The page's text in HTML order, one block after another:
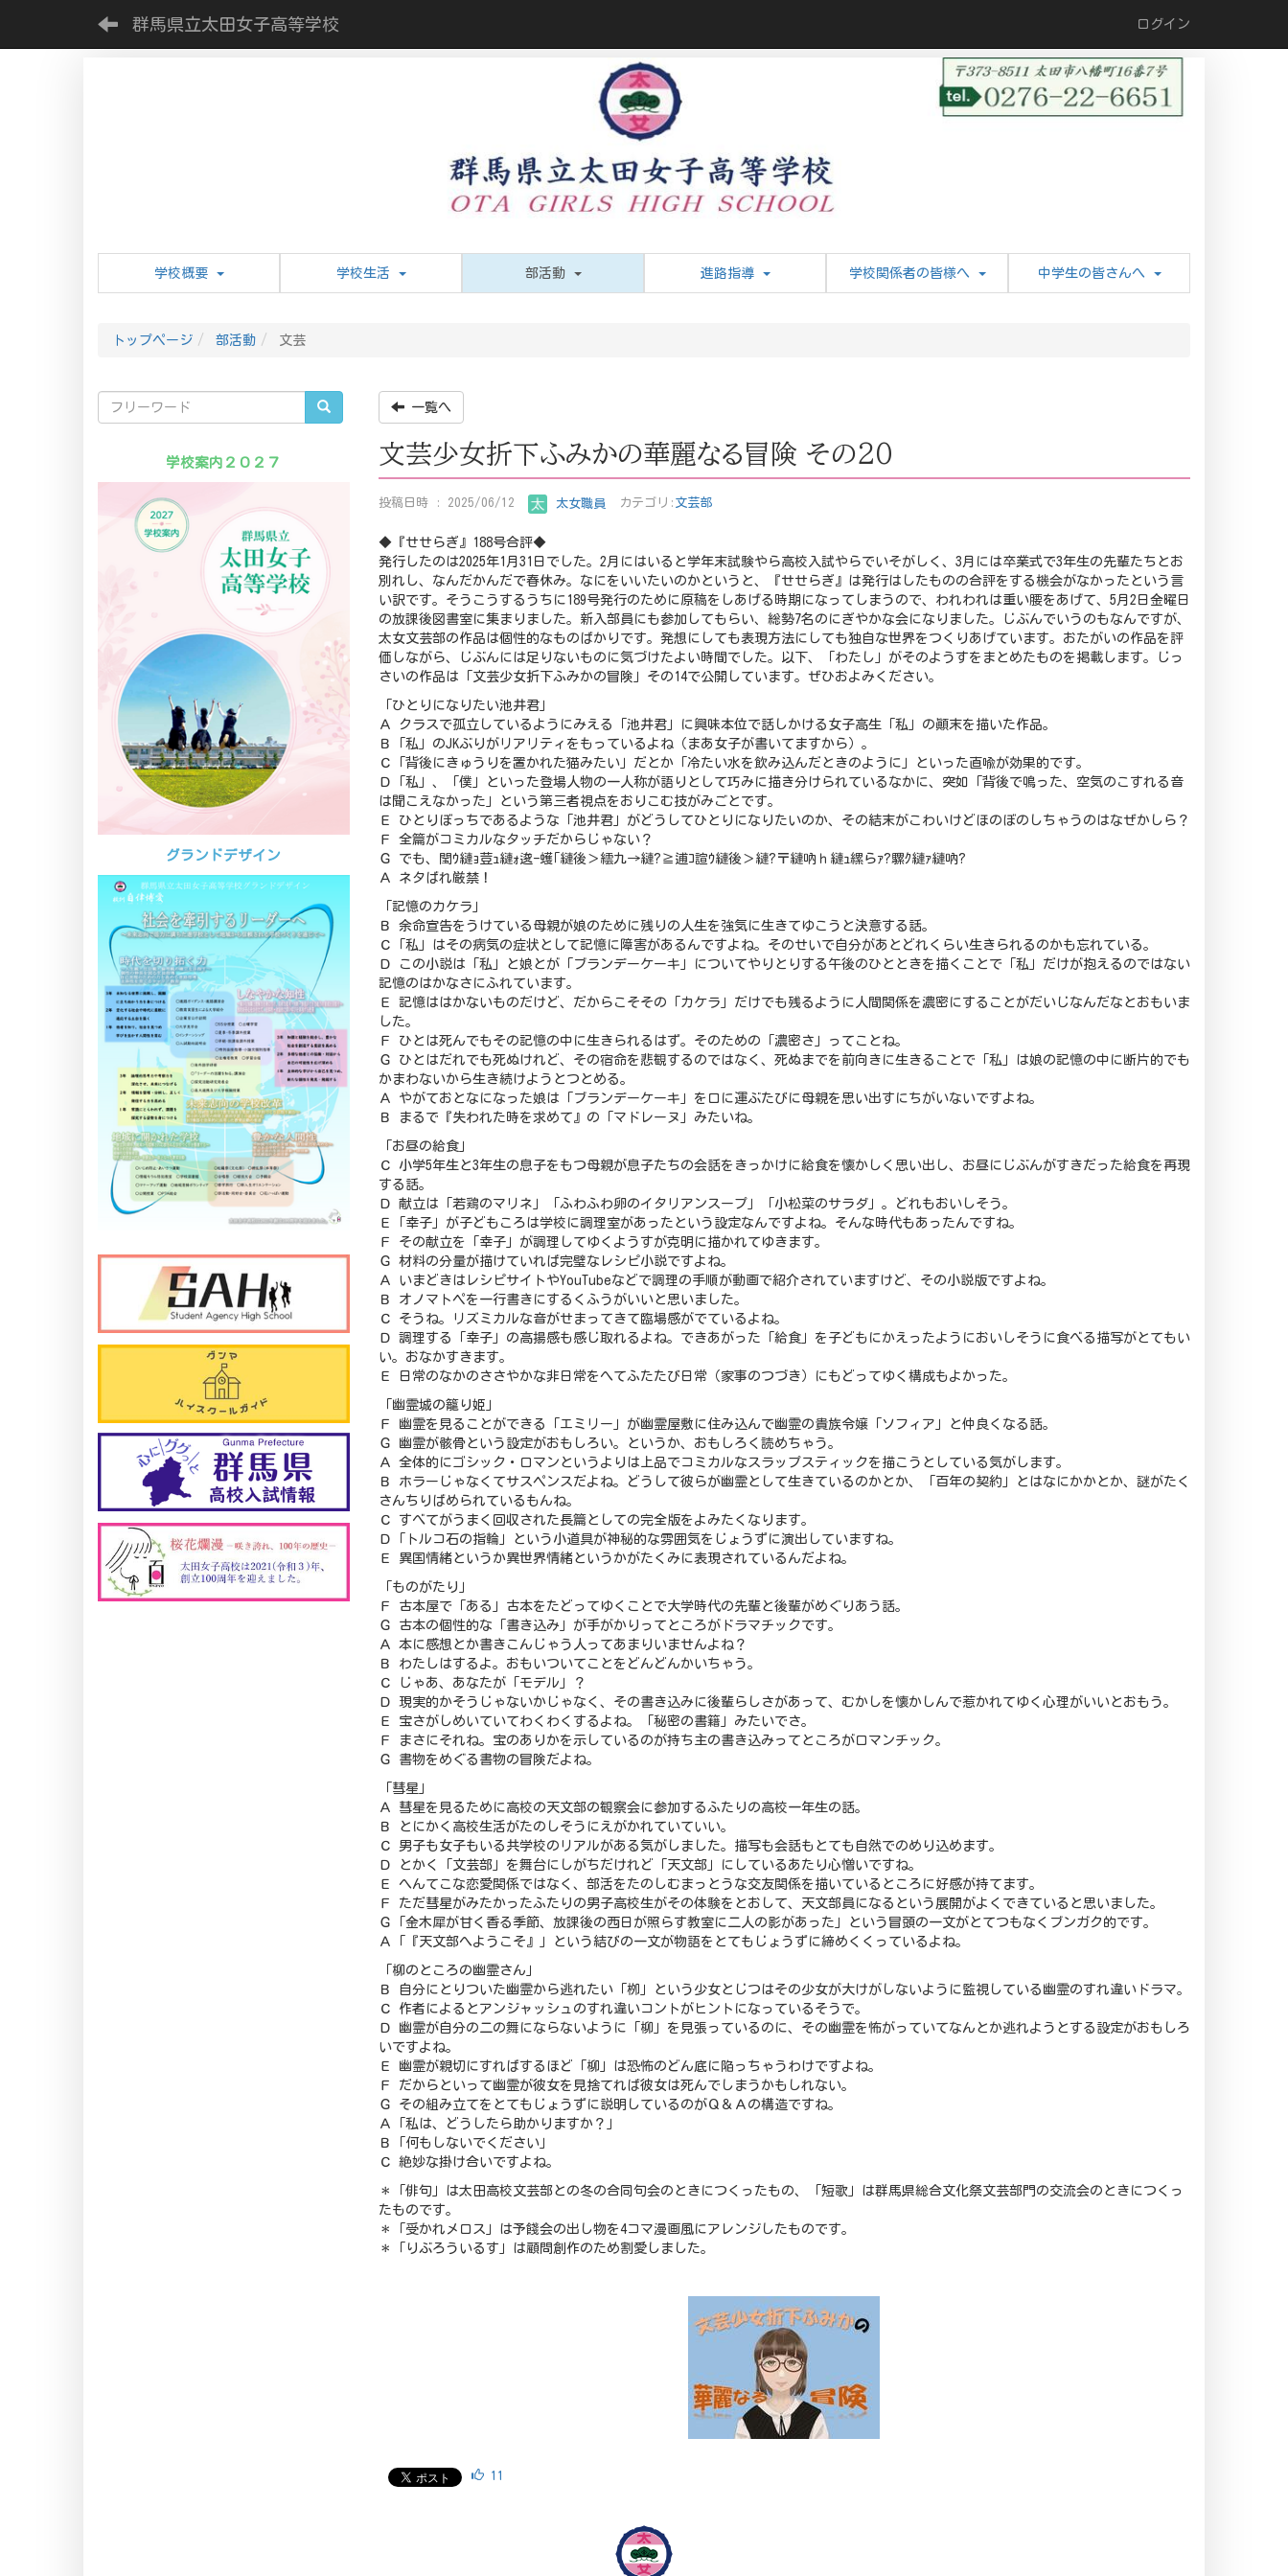
群馬県立太田女子高等学校 ログイン
学校概要 学校生活 部活動 進路指導 学校関係者の皆様へ 中学生の皆さんへ
トップページ 部活動 文芸
一覧へ
文芸少女折下ふみかの華麗なる冒険 その20
投稿日時 : 2025/06/12 太女職員 カテゴリ: 文芸部
◆『せせらぎ』188号合評◆
発行したのは2025年1月31日でした。2月にはいると学年末試験やら高校入試やらでいそがしく、3月には卒業式で3年生の先輩たちとお
別れし、なんだかんだで春休み。なにをいいたいのかというと、『せせらぎ』は発行はしたものの合評をする機会がなかったという言
い訳です。そうこうするうちに189号発行のために原稿をしあげる時期になってしまうので、われわれは重い腰をあげて、5月2日金曜日
の放課後図書室に集まりました。新入部員にも参加してもらい、総勢7名のにぎやかな会になりました。じぶんでいうのもなんですが、
太女文芸部の作品は個性的なものばかりです。発想にしても表現方法にしても独自な世界をつくりあげています。おたがいの作品を評
価しながら、じぶんには足りないものに気づけたよい時間でした。以下、「わたし」がそのようすをまとめたものを掲載します。じっ
さいの作品は「文芸少女折下ふみかの冒険」その14で公開しています。ぜひおよみください。
「ひとりになりたい池井君」
Ａ クラスで孤立しているようにみえる「池井君」に興味本位で話しかける女子高生「私」の顚末を描いた作品。
Ｂ「私」のJKぶりがリアリティをもっているよね（まあ女子が書いてますから）。
Ｃ「背後にきゅうりを置かれた猫みたい」だとか「冷たい水を飲み込んだときのように」といった直喩が効果的です。
Ｄ「私」、「僕」といった登場人物の一人称が語りとして巧みに描き分けられているなかに、突如「背後で鳴った、空気のこすれる音
は聞こえなかった」という第三者視点をおりこむ技がみごとです。
Ｅ ひとりぼっちであるような「池井君」がどうしてひとりになりたいのか、その結末がこわいけどほのぼのしちゃうのはなぜかしら？
Ｆ 全篇がコミカルなタッチだからじゃない？
Ｇ でも、閠ｳ縺ｮ荳ｭ縺ｫ逡ｰ蠖｢縺後＞繧九→縺?≧逋ｺ諠ｳ縺後＞縺?〒縺吶ｈ縺ｭ縲らｧ?騾ｸ縺ｧ縺吶?
Ａ ネタばれ厳禁！
「記憶のカケラ」
Ｂ 余命宣告をうけている母親が娘のために残りの人生を強気に生きてゆこうと決意する話。
Ｃ「私」はその病気の症状として記憶に障害があるんですよね。そのせいで自分があとどれくらい生きられるのかも忘れている。
Ｄ この小説は「私」と娘とが「ブランデーケーキ」についてやりとりする午後のひとときを描くことで「私」だけが抱えるのではない
記憶のはかなさにふれています。
Ｅ 記憶ははかないものだけど、だからこそその「カケラ」だけでも残るように人間関係を濃密にすることがだいじなんだなとおもいま
した。
Ｆ ひとは死んでもその記憶の中に生きられるはず。そのための「濃密さ」ってことね。
Ｇ ひとはだれでも死ぬけれど、その宿命を悲観するのではなく、死ぬまでを前向きに生きることで「私」は娘の記憶の中に断片的でも
かまわないから生き続けようとつとめる。
Ａ やがておとなになった娘は「ブランデーケーキ」を口に運ぶたびに母親を思い出すにちがいないですよね。
Ｂ まるで『失われた時を求めて』の「マドレーヌ」みたいね。
「お昼の給食」
Ｃ 小学5年生と3年生の息子をもつ母親が息子たちの会話をきっかけに給食を懐かしく思い出し、お昼にじぶんがすきだった給食を再現
する話。
Ｄ 献立は「若鶏のマリネ」「ふわふわ卵のイタリアンスープ」「小松菜のサラダ」。どれもおいしそう。
Ｅ「幸子」が子どもころは学校に調理室があったという設定なんですよね。そんな時代もあったんですね。
Ｆ その献立を「幸子」が調理してゆくようすが克明に描かれてゆきます。
Ｇ 材料の分量が描けていれば完璧なレシピ小説ですよね。
Ａ いまどきはレシピサイトやYouTubeなどで調理の手順が動画で紹介されていますけど、その小説版ですよね。
Ｂ オノマトペを一行書きにするくふうがいいと思いました。
Ｃ そうね。リズミカルな音がせまってきて臨場感がでているよね。
Ｄ 調理する「幸子」の高揚感も感じ取れるよね。できあがった「給食」を子どもにかえったようにおいしそうに食べる描写がとてもい
い。おなかすきます。
Ｅ 日常のなかのささやかな非日常をへてふたたび日常（家事のつづき）にもどってゆく構成もよかった。
「幽霊城の籠り姫」
Ｆ 幽霊を見ることができる「エミリー」が幽霊屋敷に住み込んで幽霊の貴族令嬢「ソフィア」と仲良くなる話。
Ｇ 幽霊が骸骨という設定がおもしろい。というか、おもしろく読めちゃう。
Ａ 全体的にゴシック・ロマンというよりは上品でコミカルなスラップスティックを描こうとしている気がします。
Ｂ ホラーじゃなくてサスペンスだよね。どうして彼らが幽霊として生きているのかとか、「百年の契約」とはなにかかとか、謎がたく
さんちりばめられているもんね。
Ｃ すべてがうまく回収された長篇としての完全版をよみたくなります。
Ｄ「トルコ石の指輪」という小道具が神秘的な雰囲気をじょうずに演出していますね。
Ｅ 異国情緒というか異世界情緒というかがたくみに表現されているんだよね。
「ものがたり」
Ｆ 古本屋で「ある」古本をたどってゆくことで大学時代の先輩と後輩がめぐりあう話。
Ｇ 古本の個性的な「書き込み」が手がかりってところがドラマチックです。
Ａ 本に感想とか書きこんじゃう人ってあまりいませんよね？
Ｂ わたしはするよ。おもいついてことをどんどんかいちゃう。
Ｃ じゃあ、あなたが「モデル」？
Ｄ 現実的かそうじゃないかじゃなく、その書き込みに後輩らしさがあって、むかしを懐かしんで惹かれてゆく心理がいいとおもう。
Ｅ 宝さがしめいていてわくわくするよね。「秘密の書籍」みたいでさ。
Ｆ まさにそれね。宝のありかを示しているのが持ち主の書き込みってところがロマンチック。
Ｇ 書物をめぐる書物の冒険だよね。
「彗星」
Ａ 彗星を見るために高校の天文部の観察会に参加するふたりの高校一年生の話。
Ｂ とにかく高校生活がたのしそうにえがかれていていい。
Ｃ 男子も女子もいる共学校のリアルがある気がしました。描写も会話もとても自然でのめり込めます。
Ｄ とかく「文芸部」を舞台にしがちだけれど「天文部」にしているあたり心憎いですね。
Ｅ へんてこな恋愛関係ではなく、部活をたのしむまっとうな交友関係を描いているところに好感が持てます。
Ｆ ただ彗星がみたかったふたりの男子高校生がその体験をとおして、天文部員になるという展開がよくできていると思いました。
Ｇ「金木犀が甘く香る季節、放課後の西日が照らす教室に二人の影があった」という冒頭の一文がとてつもなくブンガク的です。
Ａ「『天文部へようこそ』」という結びの一文が物語をとてもじょうずに締めくくっているよね。
「柳のところの幽霊さん」
Ｂ 自分にとりついた幽霊から逃れたい「栁」という少女とじつはその少女が大けがしないように監視している幽霊のすれ違いドラマ。
Ｃ 作者によるとアンジャッシュのすれ違いコントがヒントになっているそうで。
Ｄ 幽霊が自分の二の舞にならないように「柳」を見張っているのに、その幽霊を怖がっていてなんとか逃れようとする設定がおもしろ
いですよね。
Ｅ 幽霊が親切にすればするほど「柳」は恐怖のどん底に陥っちゃうわけですよね。
Ｆ だからといって幽霊が彼女を見捨てれば彼女は死んでしまうかもしれない。
Ｇ その組み立てをとてもじょうずに説明しているのがＱ＆Ａの構造ですね。
Ａ「私は、どうしたら助かりますか？」
Ｂ「何もしないでください」
Ｃ 絶妙な掛け合いですよね。
＊「俳句」は太田高校文芸部との冬の合同句会のときにつくったもの、「短歌」は群馬県総合文化祭文芸部門の交流会のときにつくっ
たものです。
＊「受かれメロス」は予餞会の出し物を4コマ漫画風にアレンジしたものです。
＊「りぶろういるす」は顧問創作のため割愛しました。
11
学校案内２０２７
グランドデザイン